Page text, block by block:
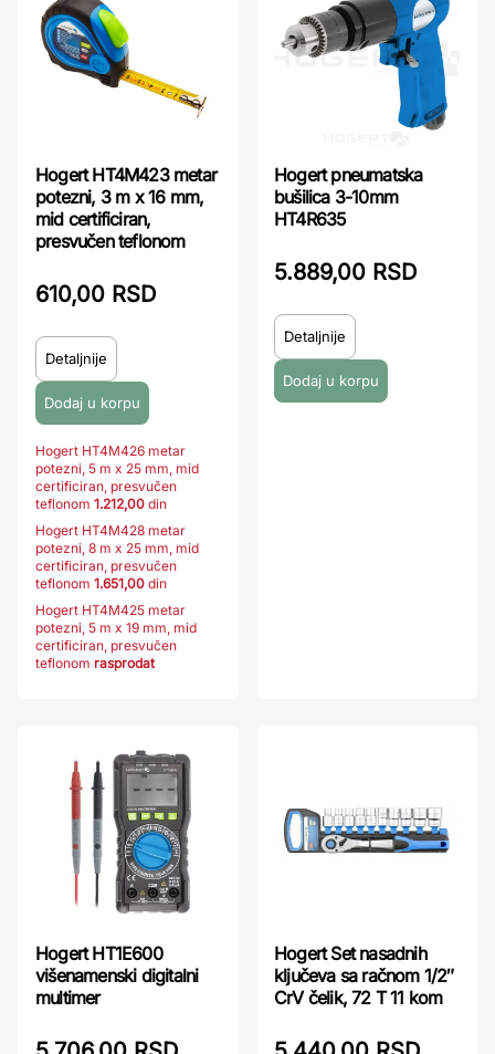
Hogert HT4M423 metar
potezni, 3 m x 16 mm,
mid certificiran,
presvučen teflonom
610,00 RSD
Detaljnije
Hogert HT4M426 metar
potezni, 5 m x 25 mm, mid
certificiran, presvučen
teflonom 1.212,00 din
Hogert HT4M428 metar
potezni, 8 m x 25 mm, mid
certificiran, presvučen
teflonom 1.651,00 din
Hogert HT4M425 metar
potezni, 5 m x 19 mm, mid
certificiran, presvučen
teflonom rasprodat
Hogert pneumatska
bušilica 3-10mm
HT4R635
5.889,00 RSD
Detaljnije
Hogert HT1E600
višenamenski digitalni
multimer
Hogert Set nasadnih
ključeva sa račnom 1/2″
CrV čelik, 72 T 11 kom